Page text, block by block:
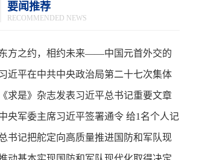
要闻推荐
RECOMMENDED NEWS
方之约，相约未来——中国元首外交的
界情怀与大国气派
近平在中共中央政治局第二十七次集体
学习时强调 强化政治引领 深化创新发展 高
量推进国防和军队现代化
《求是》杂志发表习近平总书记重要文章
央军委主席习近平签署通令 给1名个人记
书记把舵定向高质量推进国防和军队现